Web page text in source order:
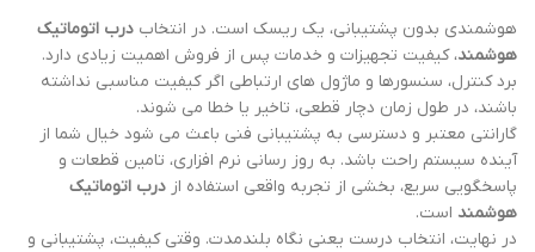
هوشمندی بدون پشتیبانی، یک ریسک است. در انتخاب درب اتوماتیک
هوشمند، کیفیت تجهیزات و خدمات پس از فروش اهمیت زیادی دارد.
برد کنترل، سنسورها و ماژول های ارتباطی اگر کیفیت مناسبی نداشته
باشند، در طول زمان دچار قطعی، تاخیر یا خطا می شوند.
گارانتی معتبر و دسترسی به پشتیبانی فنی باعث می شود خیال شما از
آینده سیستم راحت باشد. به روز رسانی نرم افزاری، تامین قطعات و
پاسخگویی سریع، بخشی از تجربه واقعی استفاده از درب اتوماتیک
هوشمند است.
در نهایت، انتخاب درست یعنی نگاه بلندمدت. وقتی کیفیت، پشتیبانی و